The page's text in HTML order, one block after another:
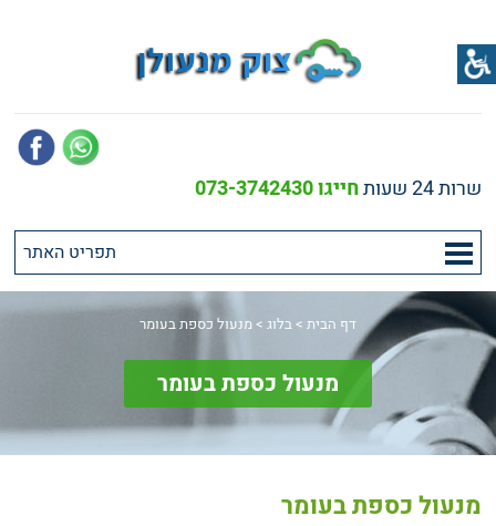
שרות 24 שעות חייגו 073-3742430
דף הבית >בלוג >מנעול כספת בעומר
מנעול כספת בעומר
מנעול כספת בעומר